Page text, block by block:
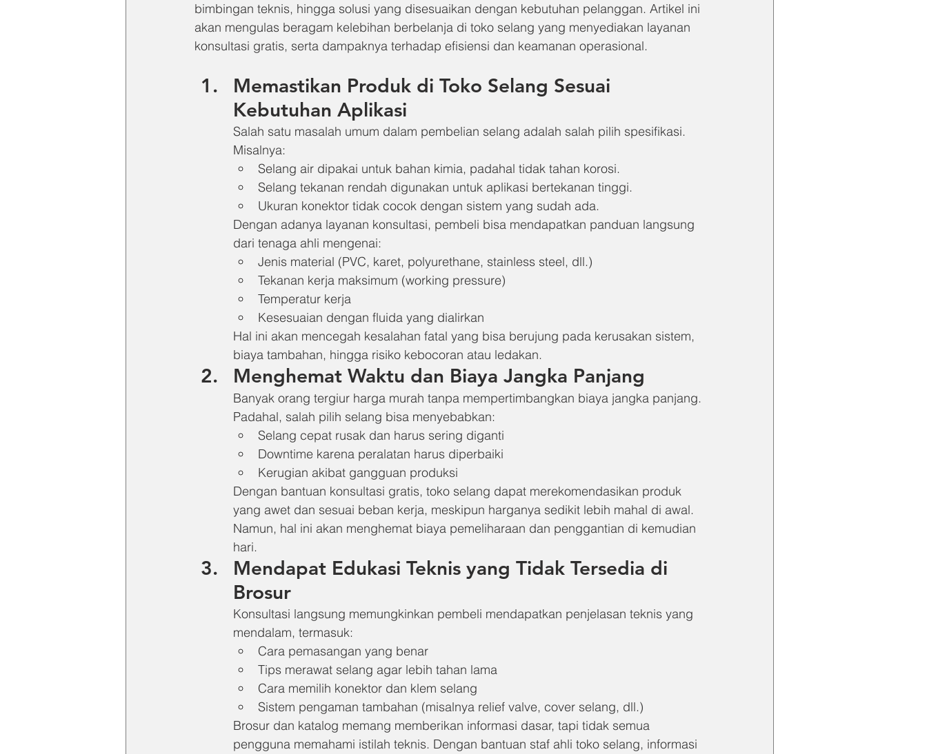
bimbingan teknis, hingga solusi yang disesuaikan dengan kebutuhan pelanggan. Artikel ini
akan mengulas beragam kelebihan berbelanja di toko selang yang menyediakan layanan
konsultasi gratis, serta dampaknya terhadap efisiensi dan keamanan operasional.
Memastikan Produk di Toko Selang Sesuai
Kebutuhan Aplikasi
Salah satu masalah umum dalam pembelian selang adalah salah pilih spesifikasi.
Misalnya:
Selang air dipakai untuk bahan kimia, padahal tidak tahan korosi.
Selang tekanan rendah digunakan untuk aplikasi bertekanan tinggi.
Ukuran konektor tidak cocok dengan sistem yang sudah ada.
Dengan adanya layanan konsultasi, pembeli bisa mendapatkan panduan langsung
dari tenaga ahli mengenai:
Jenis material (PVC, karet, polyurethane, stainless steel, dll.)
Tekanan kerja maksimum (working pressure)
Temperatur kerja
Kesesuaian dengan fluida yang dialirkan
Hal ini akan mencegah kesalahan fatal yang bisa berujung pada kerusakan sistem,
biaya tambahan, hingga risiko kebocoran atau ledakan.
Menghemat Waktu dan Biaya Jangka Panjang
Banyak orang tergiur harga murah tanpa mempertimbangkan biaya jangka panjang.
Padahal, salah pilih selang bisa menyebabkan:
Selang cepat rusak dan harus sering diganti
Downtime karena peralatan harus diperbaiki
Kerugian akibat gangguan produksi
Dengan bantuan konsultasi gratis, toko selang dapat merekomendasikan produk
yang awet dan sesuai beban kerja, meskipun harganya sedikit lebih mahal di awal.
Namun, hal ini akan menghemat biaya pemeliharaan dan penggantian di kemudian
hari.
Mendapat Edukasi Teknis yang Tidak Tersedia di
Brosur
Konsultasi langsung memungkinkan pembeli mendapatkan penjelasan teknis yang
mendalam, termasuk:
Cara pemasangan yang benar
Tips merawat selang agar lebih tahan lama
Cara memilih konektor dan klem selang
Sistem pengaman tambahan (misalnya relief valve, cover selang, dll.)
Brosur dan katalog memang memberikan informasi dasar, tapi tidak semua
pengguna memahami istilah teknis. Dengan bantuan staf ahli toko selang, informasi